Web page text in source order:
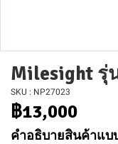
Milesight รุ่
SKU : NP27023
฿13,000
คำอธิบายสินค้าแบ